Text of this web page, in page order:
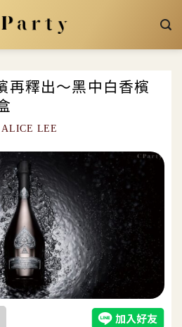
再釋出～黑中白香檳
ALICE LEE